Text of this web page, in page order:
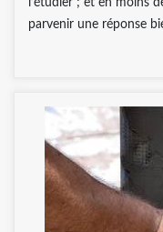
l’étudier ; et en moins
parvenir une réponse